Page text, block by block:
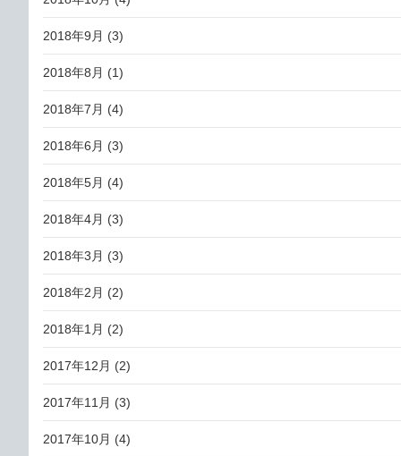
2018年9月 (3)
2018年8月 (1)
2018年7月 (4)
2018年6月 (3)
2018年5月 (4)
2018年4月 (3)
2018年3月 (3)
2018年2月 (2)
2018年1月 (2)
2017年12月 (2)
2017年11月 (3)
2017年10月 (4)